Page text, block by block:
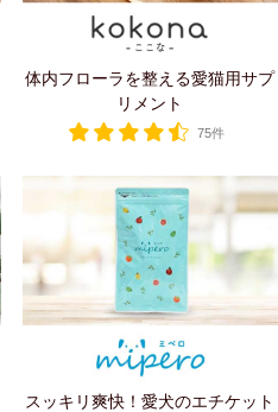
体内フローラを整える愛猫用サプ
リメント
75件
スッキリ爽快！愛犬のエチケット